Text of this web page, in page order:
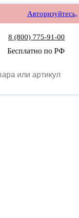
Авторизуйтесь,
8 (800) 775-91-00
Бесплатно по РФ